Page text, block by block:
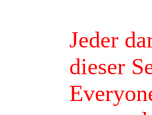
Jeder
dieser